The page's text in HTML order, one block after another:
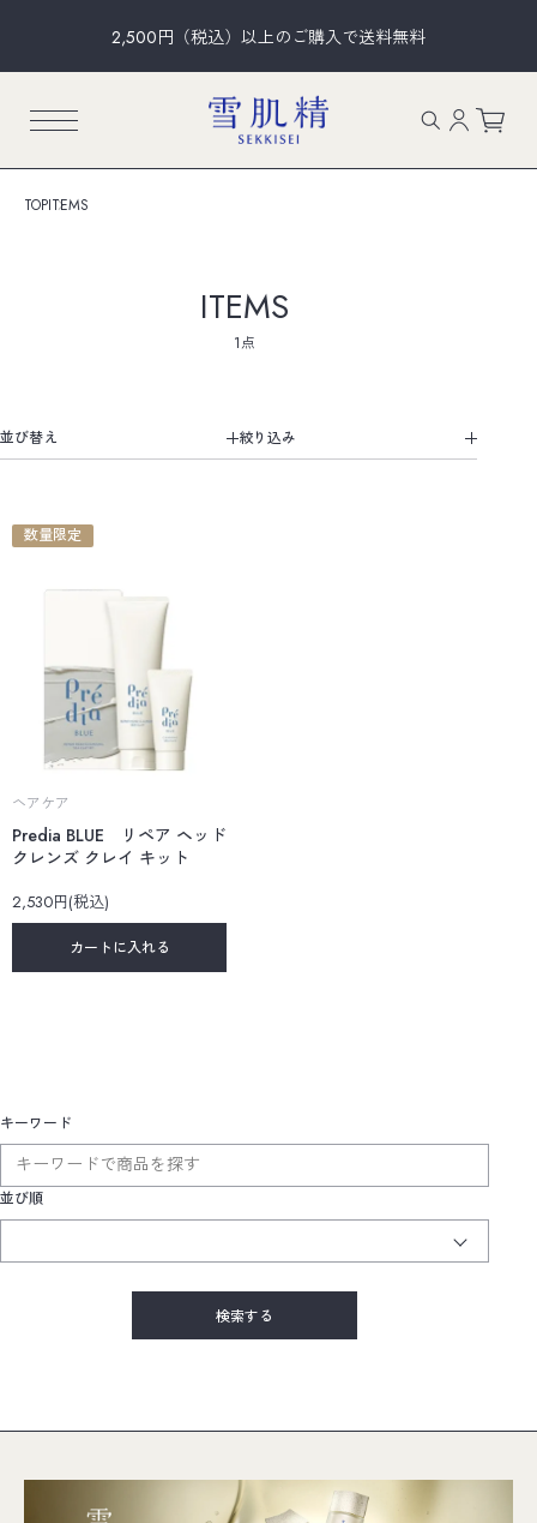
2,500円（税込）以上のご購入で送料無料
TOPITEMS
ITEMS
1点
並び替え
数量限定
ヘアケア
Predia BLUE リペア ヘッド
クレンズ クレイ キット
2,530円(税込)
カートに入れる
キーワード
並び順